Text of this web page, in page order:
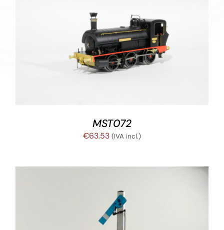
€110.91
AÑADIR AL CARRITO / DETALLES
MST072
€63.53 (IVA incl.)